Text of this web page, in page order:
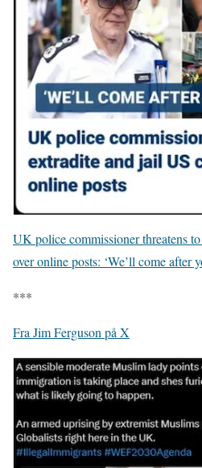
UK police commissioner threatens
over online posts: ‘We’ll come after
***
Fra Jim Ferguson på X